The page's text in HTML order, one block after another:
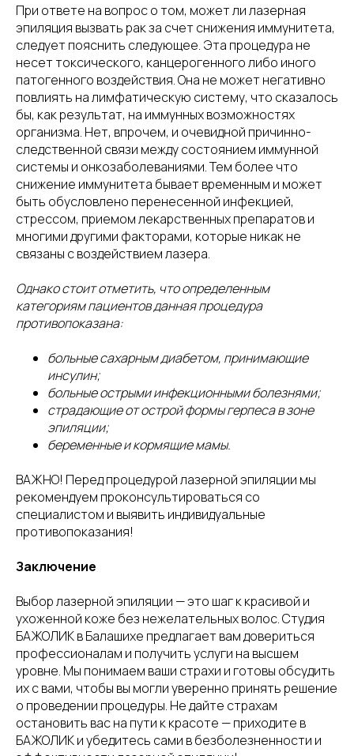
При ответе на вопрос о том, может ли лазерная
эпиляция вызвать рак за счет снижения иммунитета,
следует пояснить следующее. Эта процедура не
несет токсического, канцерогенного либо иного
патогенного воздействия. Она не может негативно
повлиять на лимфатическую систему, что сказалось
бы, как результат, на иммунных возможностях
организма. Нет, впрочем, и очевидной причинно-
следственной связи между состоянием иммунной
системы и онкозаболеваниями. Тем более что
снижение иммунитета бывает временным и может
быть обусловлено перенесенной инфекцией,
стрессом, приемом лекарственных препаратов и
многими другими факторами, которые никак не
связаны с воздействием лазера.
Однако стоит отметить, что определенным
категориям пациентов данная процедура
противопоказана:
больные сахарным диабетом, принимающие
инсулин;
больные острыми инфекционными болезнями;
страдающие от острой формы герпеса в зоне
эпиляции;
беременные и кормящие мамы.
ВАЖНО! Перед процедурой лазерной эпиляции мы
рекомендуем проконсультироваться со
специалистом и выявить индивидуальные
противопоказания!
Заключение
Выбор лазерной эпиляции — это шаг к красивой и
ухоженной коже без нежелательных волос. Студия
БАЖОЛИК в Балашихе предлагает вам довериться
профессионалам и получить услуги на высшем
уровне. Мы понимаем ваши страхи и готовы обсудить
их с вами, чтобы вы могли уверенно принять решение
о проведении процедуры. Не дайте страхам
остановить вас на пути к красоте — приходите в
БАЖОЛИК и убедитесь сами в безболезненности и